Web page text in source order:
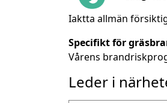
Iaktta allmän
Specifikt för
Vårens
Leder i